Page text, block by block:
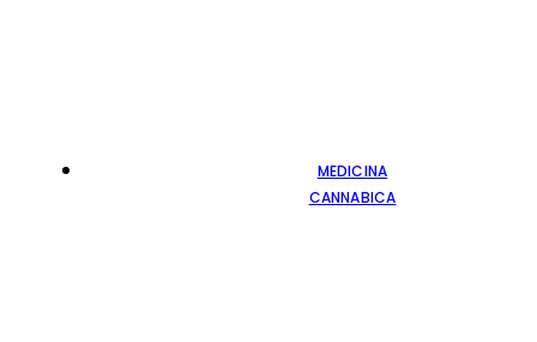
MEDICINA
CANNABICA